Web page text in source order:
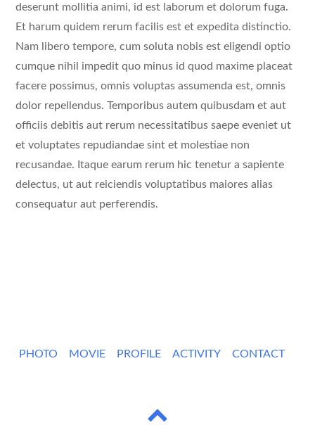
deserunt mollitia animi, id est laborum et dolorum fuga.
Et harum quidem rerum facilis est et expedita distinctio.
Nam libero tempore, cum soluta nobis est eligendi optio
cumque nihil impedit quo minus id quod maxime placeat
facere possimus, omnis voluptas assumenda est, omnis
dolor repellendus. Temporibus autem quibusdam et aut
officiis debitis aut rerum necessitatibus saepe eveniet ut
et voluptates repudiandae sint et molestiae non
recusandae. Itaque earum rerum hic tenetur a sapiente
delectus, ut aut reiciendis voluptatibus maiores alias
consequatur aut perferendis.
PHOTO MOVIE PROFILE ACTIVITY CONTACT